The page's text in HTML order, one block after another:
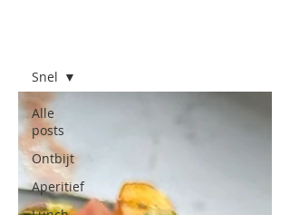
Alle
posts
Ontbijt
Aperitief
Snel